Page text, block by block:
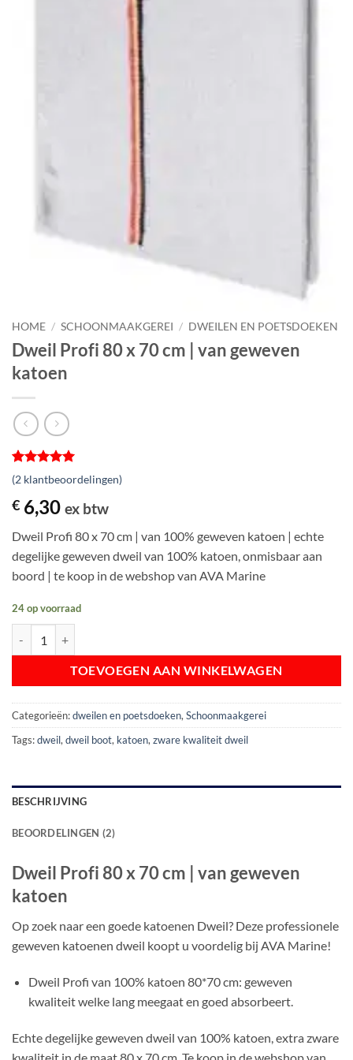
HOME / SCHOONMAAKGEREI / DWEILEN EN POETSDOEKEN
Dweil Profi 80 x 70 cm | van geweven
katoen
Gewaardeerd
5op 5
gebaseerd
op
2
(2 klantbeoordelingen)
€ 6,30 ex btw
Dweil Profi 80 x 70 cm | van 100% geweven katoen | echte
degelijke geweven dweil van 100% katoen, onmisbaar aan
boord | te koop in de webshop van AVA Marine
24 op voorraad
TOEVOEGEN AAN WINKELWAGEN
Categorieën:dweilen en poetsdoeken,Schoonmaakgerei
Tags:dweil,dweil boot, katoen,zware kwaliteit dweil
BESCHRIJVING
BEOORDELINGEN (2)
Dweil Profi 80 x 70 cm | van geweven
katoen
Op zoek naar een goede katoenen Dweil? Deze professionele
geweven katoenen dweil koopt u voordelig bij AVA Marine!
Dweil Profi van 100% katoen 80*70 cm: geweven
kwaliteit welke lang meegaat en goed absorbeert.
Echte degelijke geweven dweil van 100% katoen, extra zware